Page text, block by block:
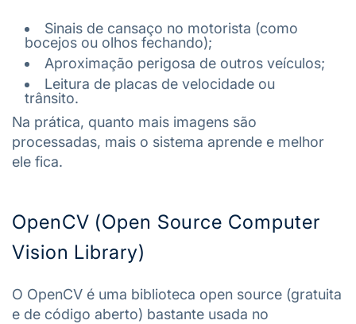
Sinais de cansaço no motorista (como
bocejos ou olhos fechando);
Aproximação perigosa de outros veículos;
Leitura de placas de velocidade ou
trânsito.
Na prática, quanto mais imagens são
processadas, mais o sistema aprende e melhor
ele fica.
OpenCV (Open Source Computer
Vision Library)
O OpenCV é uma biblioteca open source (gratuita
e de código aberto) bastante usada no